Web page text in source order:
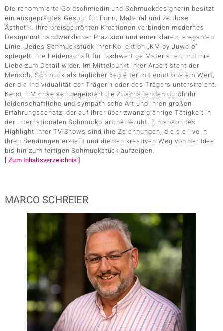
Die renommierte Goldschmiedin und Schmuckdesignerin besitzt
ein ausgeprägtes Gespür für Form, Material und zeitlose
Ästhetik. Ihre preisgekrönten Kreationen verbinden modernes
Design mit handwerklicher Präzision und einer klaren, eleganten
Linie. Jedes Schmuckstück ihrer Kollektion „KM by Juwelo“
spiegelt ihre Leidenschaft für hochwertige Materialien und ihre
Liebe zum Detail wider. Im Mittelpunkt ihrer Arbeit steht der
Mensch. Schmuck als täglicher Begleiter mit emotionalem Wert,
der die Individualität der Trägerin oder des Trägers unterstreicht.
Kerstin Michaelsen begeistert die Zuschauenden durch ihr
leidenschaftliche und sympathische Art und ihren großen
Erfahrungsschatz, der auf ihrer über zwanzigjährige Tätigkeit in
der internationalen Schmuckbranche beruht. Ein absolutes
Highlight ihrer TV-Shows sind ihre Zeichnungen, die sie live in
ihren Sendungen erstellt und die den kreativen Weg von der Idee
bis hin zum fertigen Schmuckstück aufzeigen.
[ Zum Inhaltsverzeichnis ]
MARCO SCHREIER